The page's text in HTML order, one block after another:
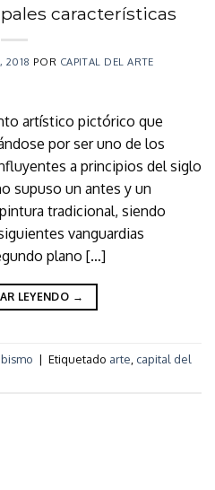
características
2018 POR CAPITAL DEL ARTE
artístico pictórico que
por ser uno de los
a principios del siglo
supuso un antes y un
tradicional, siendo
vanguardias
plano […]
LEYENDO →
| Etiquetado arte capital del